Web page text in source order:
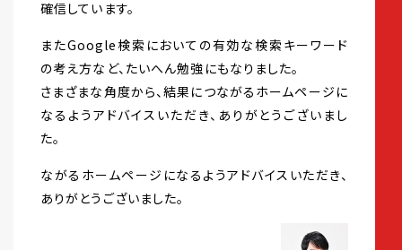
確信しています。
またGoogle検索においての有効な検索キーワード
の考え方など、たいへん勉強にもなりました。
さまざまな角度から、結果につながるホームページに
なるようアドバイスいただき、ありがとうございまし
た。
ながるホームページになるようアドバイスいただき、
ありがとうございました。